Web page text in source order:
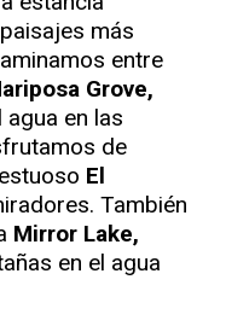
más
entre
Grove,
en las
de
El
También
Mirror Lake,
en el agua